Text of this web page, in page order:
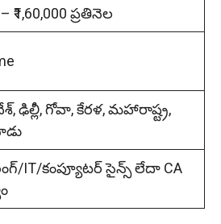
– ₹1,60,000 ప్రతినెల
ఢిల్లీ, గోవా, కేరళ, మహారాష్ట్ర,
IT/కంప్యూటర్ సైన్స్ లేదా CA